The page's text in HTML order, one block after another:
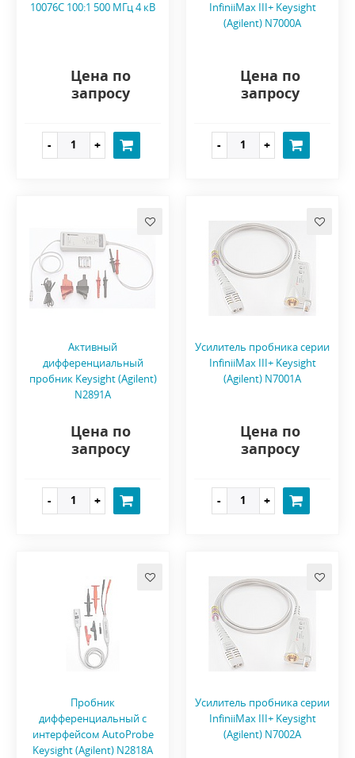
10076C 100:1 500 МГц 4 кВ
Цена по
запросу
InfiniiMax III+ Keysight
(Agilent) N7000A
Цена по
запросу
Активный
дифференциальный
пробник Keysight (Agilent)
N2891A
Цена по
запросу
Усилитель пробника серии
InfiniiMax III+ Keysight
(Agilent) N7001A
Цена по
запросу
Пробник
дифференциальный с
интерфейсом AutoProbe
Keysight (Agilent) N2818A
Усилитель пробника серии
InfiniiMax III+ Keysight
(Agilent) N7002A